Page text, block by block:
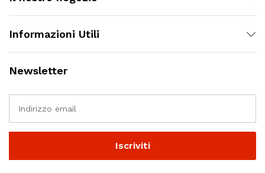
Informazioni Utili
Newsletter